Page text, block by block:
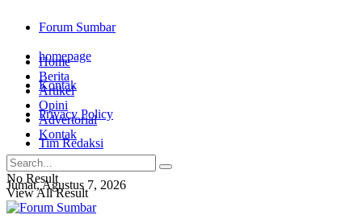
Forum Sumbar
homepage
Kontak
Privacy Policy
Tim Redaksi
Jumat, Agustus 7, 2026
Home
Berita
Artikel
Opini
Advertorial
Kontak
No Result
View All Result